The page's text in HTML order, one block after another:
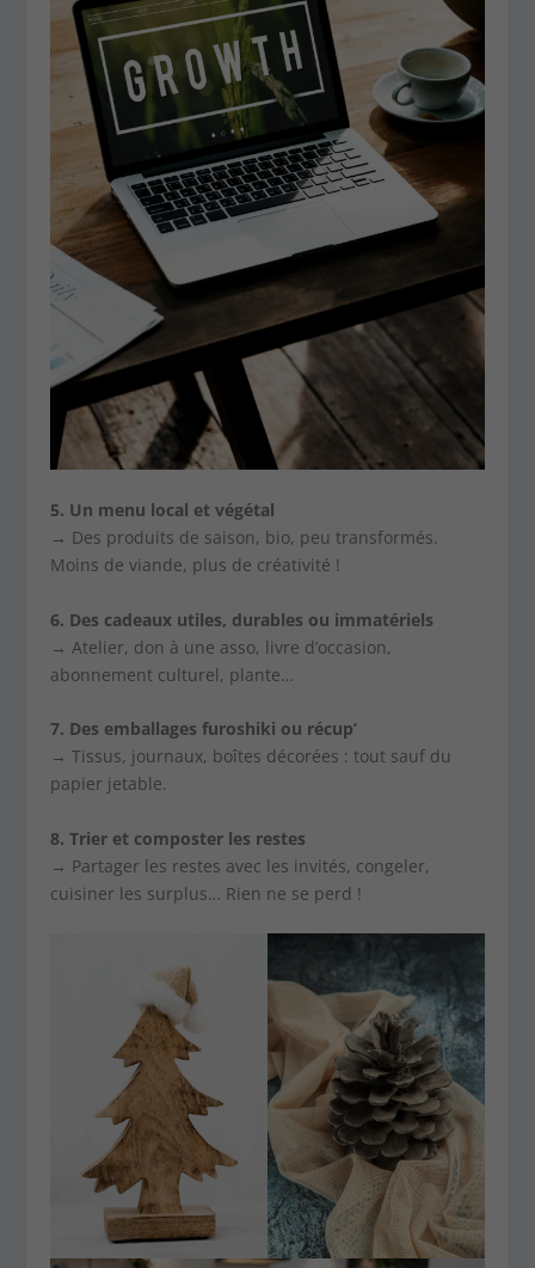
5. Un menu local et végétal
→ Des produits de saison, bio, peu transformés.
Moins de viande, plus de créativité !
6. Des cadeaux utiles, durables ou immatériels
→ Atelier, don à une asso, livre d’occasion,
abonnement culturel, plante…
7. Des emballages furoshiki ou récup’
→ Tissus, journaux, boîtes décorées : tout sauf du
papier jetable.
8. Trier et composter les restes
→ Partager les restes avec les invités, congeler,
cuisiner les surplus… Rien ne se perd !